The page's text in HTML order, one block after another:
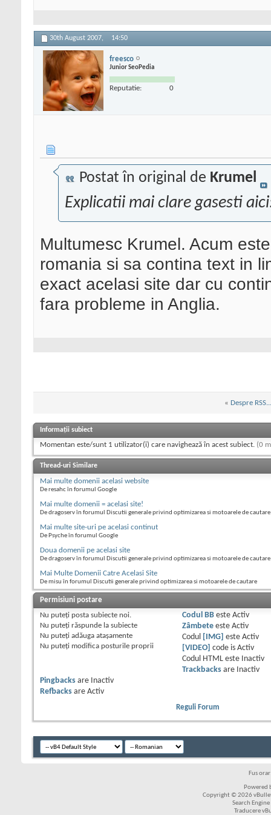
30th August 2007, 14:50
freesco
Junior SeoPedia
Reputatie: 0
Postat în original de Krumel
Explicatii mai clare gasesti
Multumesc Krumel. Acum
romania si sa contina text in
exact acelasi site dar cu
fara probleme in Anglia.
« Despre RSS...
Informații subiect
Momentan este/sunt 1 utilizator(i) care navighează în acest subiect. (0
Thread-uri Similare
Mai multe domenii acelasi website
De resahc în forumul Google
Mai multe domenii = acelasi site!
De dragoserv în forumul Discutii generale privind optimizarea si motoarele de cautare
Mai multe site-uri pe acelasi continut
De Psyche în forumul Google
Doua domenii pe acelasi site
De dragoserv în forumul Discutii generale privind optimizarea si motoarele de cautare
Mai Multe Domenii Catre Acelasi Site
De misu în forumul Discutii generale privind optimizarea si motoarele de cautare
Permisiuni postare
Nu puteţi posta subiecte noi.
Nu puteţi răspunde la subiecte
Nu puteţi adăuga ataşamente
Nu puteţi modifica posturile proprii
Codul BBeste Activ
Zâmbeteeste Activ
Codul
[IMG] este Activ
[VIDEO] code is Activ
Codul HTML este
Inactiv
Trackbacksare
Inactiv
Pingbacks are
Inactiv
Refbacks are Activ
Reguli Forum
Fus
Powered
Copyright © 2026
Search
Traducere